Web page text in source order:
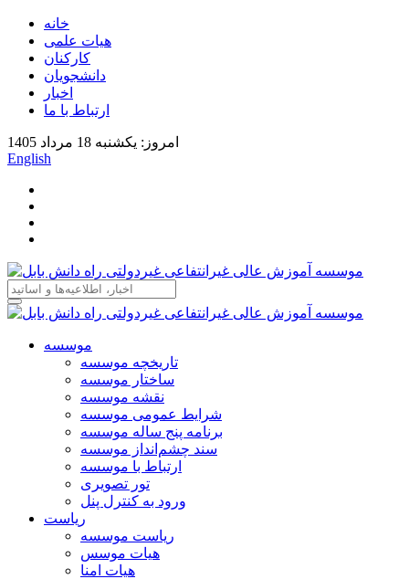
خانه
هیات علمی
کارکنان
دانشجویان
اخبار
ارتباط با ما
امروز: یکشنبه 18 مرداد 1405
English
موسسه
تاریخچه موسسه
ساختار موسسه
نقشه موسسه
شرایط عمومی موسسه
برنامه پنج ساله موسسه
سند چشم‌انداز موسسه
ارتباط با موسسه
تور تصویری
ورود به کنترل پنل
ریاست
ریاست موسسه
هیات موسس
هیات امنا